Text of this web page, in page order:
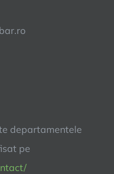
departamentele
pe